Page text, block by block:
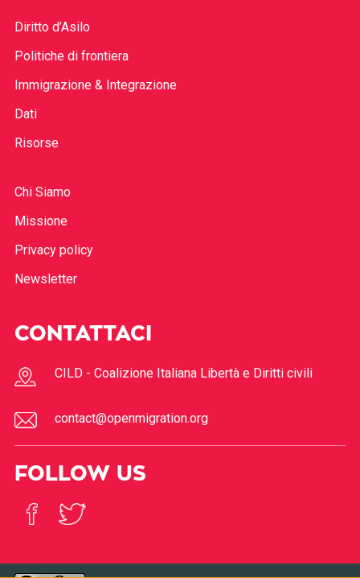
Diritto d’Asilo
Politiche di frontiera
Immigrazione & Integrazione
Dati
Risorse
Chi Siamo
Missione
Privacy policy
Newsletter
CONTATTACI
CILD - Coalizione Italiana Libertà e Diritti civili
contact@openmigration.org
FOLLOW US